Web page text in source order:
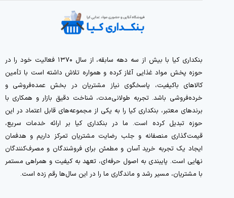
بنکداری کیا با بیش از سه دهه سابقه، از سال ۱۳۷۰ فعالیت خود را در
حوزه پخش مواد غذایی آغاز کرده و همواره تلاش داشته است با تأمین
کالاهای باکیفیت، پاسخگوی نیاز مشتریان در بخش عمده‌فروشی و
خرده‌فروشی باشد. تجربه طولانی‌مدت، شناخت دقیق بازار و همکاری با
برندهای معتبر، بنکداری کیا را به یکی از مجموعه‌های قابل اعتماد در این
حوزه تبدیل کرده است. ما در بنکداری کیا بر ارائه خدمات سریع،
قیمت‌گذاری منصفانه و جلب رضایت مشتریان تمرکز داریم و هدفمان
ایجاد یک تجربه خرید آسان و مطمئن برای فروشندگان و مصرف‌کنندگان
نهایی است. پایبندی به اصول حرفه‌ای، تعهد به کیفیت و همراهی مستمر
با مشتریان، مسیر رشد و ماندگاری ما را در این سال‌ها رقم زده است.